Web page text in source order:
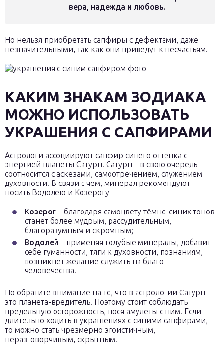
вера, надежда и любовь.
Но нельзя приобретать сапфиры с дефектами, даже
незначительными, так как они приведут к несчастьям.
КАКИМ ЗНАКАМ ЗОДИАКА
МОЖНО ИСПОЛЬЗОВАТЬ
УКРАШЕНИЯ С САПФИРАМИ
Астрологи ассоциируют сапфир синего оттенка с
энергией планеты Сатурн. Сатурн – в свою очередь
соотносится с аскезами, самоотречением, служением
духовности. В связи с чем, минерал рекомендуют
носить Водолею и Козерогу.
Козерог – благодаря самоцвету тёмно-синих тонов
станет более мудрым, рассудительным,
благоразумным и скромным;
Водолей – применяя голубые минералы, добавит
себе гуманности, тяги к духовности, познаниям,
возникнет желание служить на благо
человечества.
Но обратите внимание на то, что в астрологии Сатурн –
это планета-вредитель. Поэтому стоит соблюдать
предельную осторожность, нося амулеты с ним. Если
длительно ходить в украшениях с синими сапфирами,
то можно стать чрезмерно эгоистичным,
неразговорчивым, скрытным.